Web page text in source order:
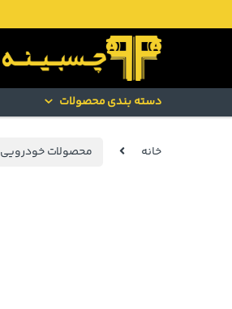
Skip to navigation
Skip to content
دسته بندی محصولات
خانه محصولات خودرویی